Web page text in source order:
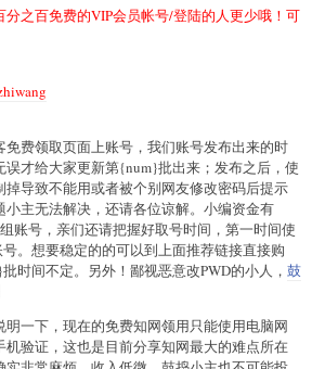
之百免费的VIP会员帐号/登陆的人更少哦！可
免费领取页面上账号，我们账号发布出来的时
才给大家更新第{num}批出来；发布之后，使
掉导致不能用或者被个别网友修改密码后提示
小主无法解决，还请各位谅解。小编资金有
账号，亲们还请把握好取号时间，第一时间使
。想要稳定的的可以到上面推荐链接直接购
时间不定。另外！鄙视恶意改PWD的小人， 鼓
一下，现在的免费知网领用只能使用电脑网
验证，这也是目前分享知网最大的难点所在